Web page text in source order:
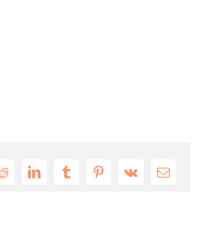
RedditLinkedInTumblrPinterest
Vk Email